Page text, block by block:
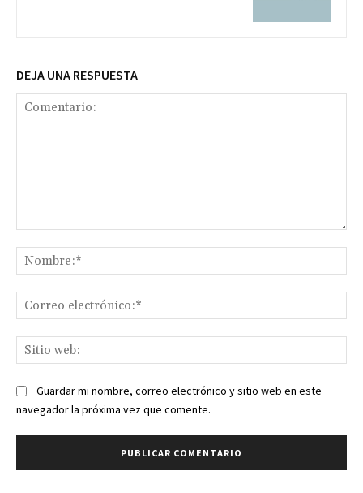
DEJA UNA RESPUESTA
Guardar mi nombre, correo electrónico y sitio web en este
navegador la próxima vez que comente.